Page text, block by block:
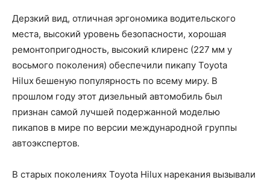
Дерзкий вид, отличная эргономика водительского
места, высокий уровень безопасности, хорошая
ремонтопригодность, высокий клиренс (227 мм у
восьмого поколения) обеспечили пикапу Toyota
Hilux бешеную популярность по всему миру. В
прошлом году этот дизельный автомобиль был
признан самой лучшей подержанной моделью
пикапов в мире по версии международной группы
автоэкспертов.
В старых поколениях Toyota Hilux нарекания вызывали